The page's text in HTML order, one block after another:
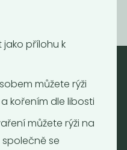
jako přílohu k
můžete rýži
kořením dle libosti
můžete rýži na
se